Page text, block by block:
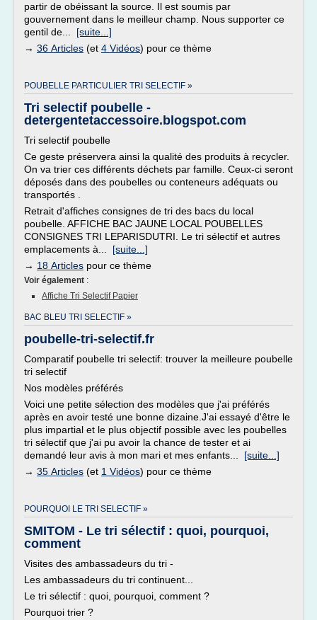
partir de obéissant la source. Il est soumis par
gouvernement dans le meilleur champ. Nous supporter ce
gentil de... [suite...]
→ 36 Articles (et 4 Vidéos) pour ce thème
POUBELLE PARTICULIER TRI SELECTIF »
Tri selectif poubelle -
detergentetaccessoire.blogspot.com
Tri selectif poubelle
Ce geste préservera ainsi la qualité des produits à recycler.
On va trier ces différents déchets par famille. Ceux-ci seront
déposés dans des poubelles ou conteneurs adéquats ou
transportés .
Retrait d'affiches consignes de tri des bacs du local
poubelle. AFFICHE BAC JAUNE LOCAL POUBELLES
CONSIGNES TRI LEPARISDUTRI. Le tri sélectif et autres
emplacements à... [suite...]
→ 18 Articles pour ce thème
Voir également :
Affiche Tri Selectif Papier
BAC BLEU TRI SELECTIF »
poubelle-tri-selectif.fr
Comparatif poubelle tri selectif: trouver la meilleure poubelle
tri selectif
Nos modèles préférés
Voici une petite sélection des modèles que j'ai préférés
après en avoir testé une bonne dizaine.J'ai essayé d'être le
plus impartial et le plus objectif possible avec les poubelles
tri sélectif que j'ai pu avoir la chance de tester et ai
demandé leur avis à mon mari et mes enfants... [suite...]
→ 35 Articles (et 1 Vidéos) pour ce thème
POURQUOI LE TRI SELECTIF »
SMITOM - Le tri sélectif : quoi, pourquoi,
comment
Visites des ambassadeurs du tri -
Les ambassadeurs du tri continuent...
Le tri sélectif : quoi, pourquoi, comment ?
Pourquoi trier ?